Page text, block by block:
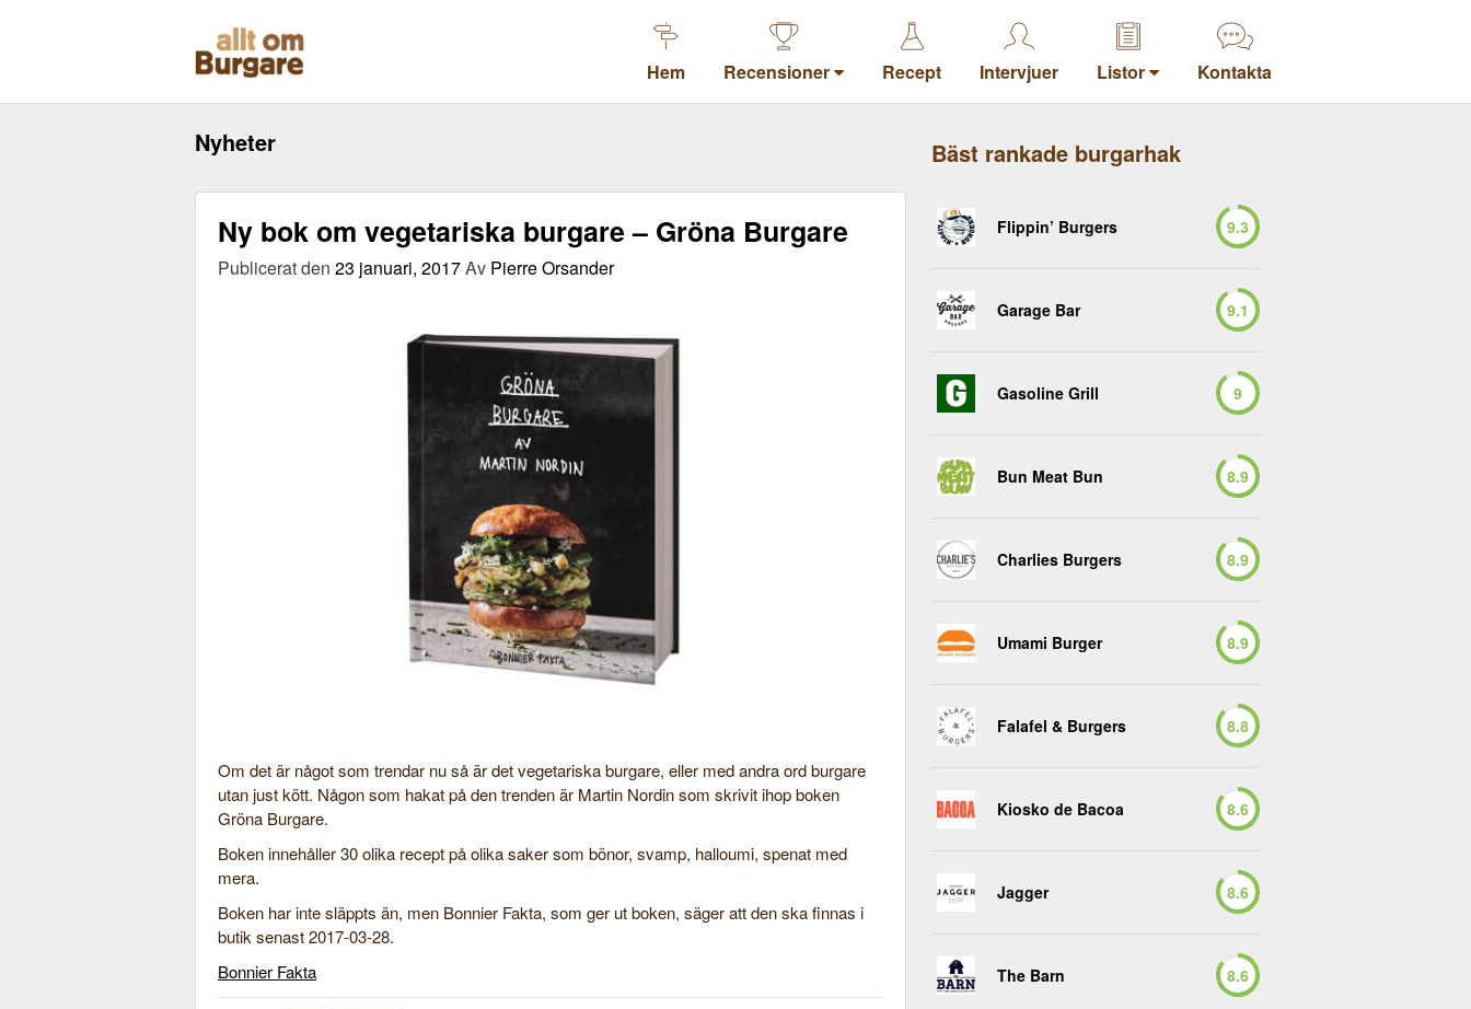
Hem Recensioner Recept Intervjuer Listor Kontakta
Nyheter
Ny bok om vegetariska burgare – Gröna Burgare
Publicerat den 23 januari, 2017Av Pierre Orsander
Om det är något som trendar nu så är det vegetariska burgare, eller med andra ord burgare
utan just kött. Någon som hakat på den trenden är Martin Nordin som skrivit ihop boken
Gröna Burgare.
Boken innehåller 30 olika recept på olika saker som bönor, svamp, halloumi, spenat med
mera.
Boken har inte släppts än, men Bonnier Fakta, som ger ut boken, säger att den ska finnas i
butik senast 2017-03-28.
Bonnier Fakta
Bäst rankade burgarhak
Flippin’ Burgers 9.3
Garage Bar 9.1
Gasoline Grill 9
Bun Meat Bun 8.9
Charlies Burgers 8.9
Umami Burger 8.9
Falafel & Burgers 8.8
Kiosko de Bacoa 8.6
Jagger 8.6
The Barn 8.6